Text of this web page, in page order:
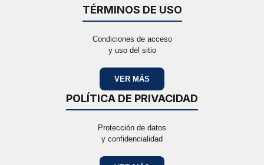
TÉRMINOS DE USO
Condiciones de acceso
y uso del sitio
VER MÁS
POLÍTICA DE PRIVACIDAD
Protección de datos
y confidencialidad